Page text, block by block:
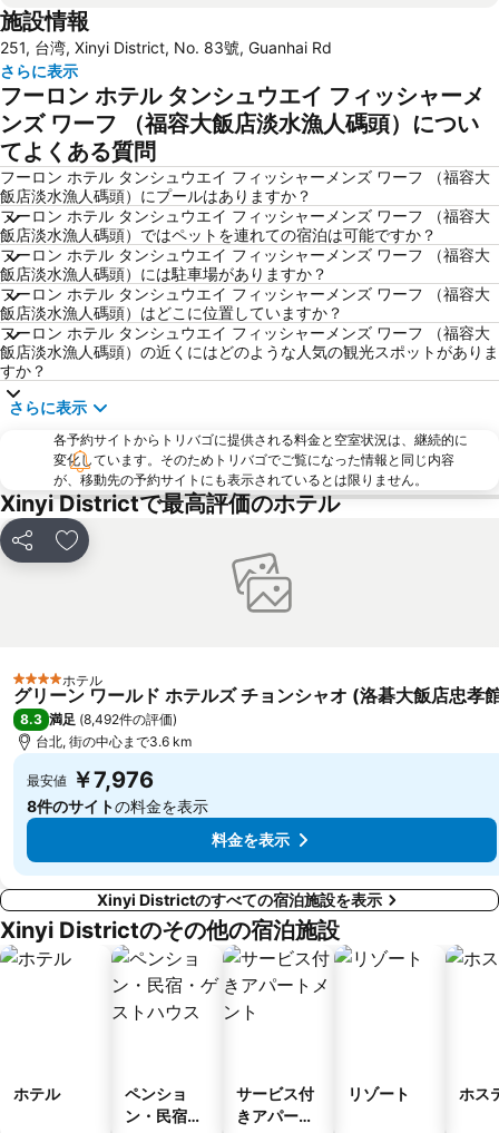
Airport Songshan
Taipei Bridge MRT Station
Daan Park
龍山寺
Tamsui MRT Station
Taipei City Hall
Beitou Hot Spring
Daan District
Eastern District of Taipei
Minquan W. Road MRT Station
Shipei MRT Station
Datong District
Shilin Night Market
Zhongxiao Xinsheng MRT Station
Taipei World Trade Center
Yuanshan Station
Sandao Temple MRT Station
Wulai Hot Spring
Shilin District
Zhongxiao Fuxing MRT Station
Dahu Park MRT Station
Dingxi MRT Station
Guting MRT Station
Nanshijiao MRT Station
Taoyuan Train Station
Zhongxiao Dunhua MRT Station
Yangmingshan
Xinbeitou
Taoyuan High Speed Rail Station
Nangang District
Taipei World Trade Center Nangang Exhibition Hall
Xiaobitan MRT Station
施設情報
251, 台湾, Xinyi District, No. 83號, Guanhai Rd
さらに表示
フーロン ホテル タンシュウエイ フィッシャーメ
ンズ ワーフ （福容大飯店淡水漁人碼頭）につい
てよくある質問
フーロン ホテル タンシュウエイ フィッシャーメンズ ワーフ （福容大
飯店淡水漁人碼頭）にプールはありますか？
フーロン ホテル タンシュウエイ フィッシャーメンズ ワーフ （福容大
飯店淡水漁人碼頭）ではペットを連れての宿泊は可能ですか？
フーロン ホテル タンシュウエイ フィッシャーメンズ ワーフ （福容大
飯店淡水漁人碼頭）には駐車場がありますか？
フーロン ホテル タンシュウエイ フィッシャーメンズ ワーフ （福容大
飯店淡水漁人碼頭）はどこに位置していますか？
フーロン ホテル タンシュウエイ フィッシャーメンズ ワーフ （福容大
飯店淡水漁人碼頭）の近くにはどのような人気の観光スポットがありま
すか？
さらに表示
各予約サイトからトリバゴに提供される料金と空室状況は、継続的に
変化しています。そのためトリバゴでご覧になった情報と同じ内容
が、移動先の予約サイトにも表示されているとは限りません。
Xinyi Districtで最高評価のホテル
シェア お気に入りに追加
4 ホテルのランク
ホテル
グリーン ワールド ホテルズ チョンシャオ (洛碁大飯店忠孝
8.3 満足 (8,492件の評価)
台北, 街の中心まで3.6 km
最安値 ￥7,976
8件のサイトの料金を表示
料金を表示
Xinyi Districtのすべての宿泊施設を表示
Xinyi Districtのその他の宿泊施設
ホテル
ペンショ
ン・民宿・
サービス付
きアパート
リゾート ホス